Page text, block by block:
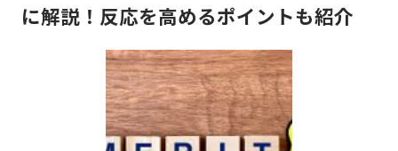
に解説！反応を高めるポイントも紹介